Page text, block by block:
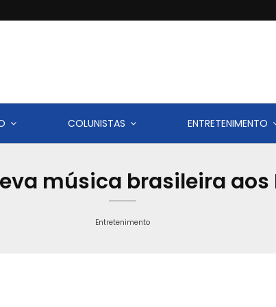
COLUNISTAS ENTRETENIMENTO
música brasileira aos
Entretenimento